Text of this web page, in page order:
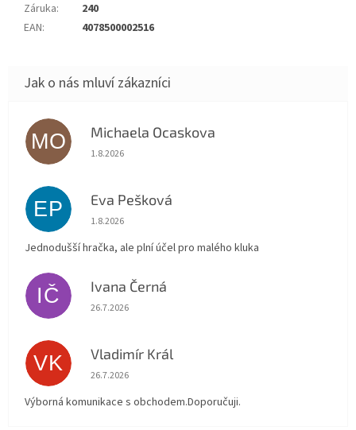
Záruka:
240
EAN: 4078500002516
MO Michaela Ocaskova
Hodnocení obchodu je 5 z 5 hvězdiček.
1.8.2026
EP Eva Pešková
Hodnocení obchodu je 5 z 5 hvězdiček.
1.8.2026
Jednodušší hračka, ale plní účel pro malého kluka
IČ Ivana Černá
Hodnocení obchodu je 5 z 5 hvězdiček.
26.7.2026
VK Vladimír Král
Hodnocení obchodu je 5 z 5 hvězdiček.
26.7.2026
Výborná komunikace s obchodem.Doporučuji.